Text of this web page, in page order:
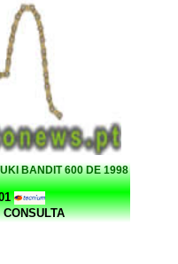
BANDIT 600 DE 1998